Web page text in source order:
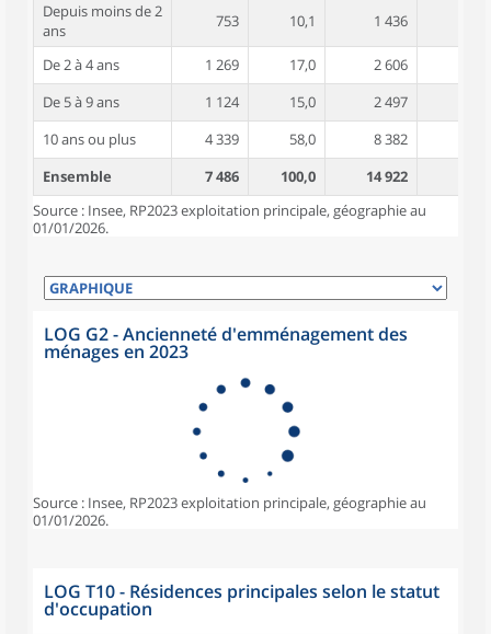
Depuis moins de 2
ans
753 10,1 1 436
De 2 à 4 ans 1 269 17,0 2 606
De 5 à 9 ans
1 124 15,0 2 497
10 ans ou plus
4 339 58,0 8 382
Ensemble
7 486 100,0 14 922
Source : Insee, RP2023 exploitation principale, géographie au
01/01/2026.
LOG G2 - Ancienneté d'emménagement des
ménages en 2023
Source : Insee, RP2023 exploitation principale, géographie au
01/01/2026.
LOG T10 - Résidences principales selon le statut
d'occupation